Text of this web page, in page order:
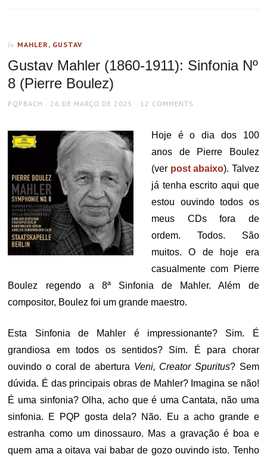
In MAHLER, GUSTAV
Gustav Mahler (1860-1911): Sinfonia Nº
8 (Pierre Boulez)
AUTHOR
PQPBACH
POSTED
26 DE MARÇO DE 2025 12 COMMENTS
Hoje é o dia dos 100
anos de Pierre Boulez
(ver post abaixo). Talvez
já tenha escrito aqui que
estou ouvindo todos os
meus CDs fora de
ordem. Todos. São
muitos. O de hoje era
casualmente com Pierre
Boulez regendo a 8ª Sinfonia de Mahler. Além de
compositor, Boulez foi um grande maestro.
Esta Sinfonia de Mahler é impressionante? Sim. É
grandiosa em todos os sentidos? Sim. É para chorar
ouvindo o coral de abertura Veni, Creator Spuritus? Sem
dúvida. É das principais obras de Mahler? Imagina se não!
É uma sinfonia? Olha, acho que é uma Cantata, não uma
sinfonia. E PQP gosta dela? Não. Eu a acho grande e
estranha como um dinossauro. Mas a gravação é boa e
quem ama a oitava vai babar de gozo ouvindo isto. Tenho